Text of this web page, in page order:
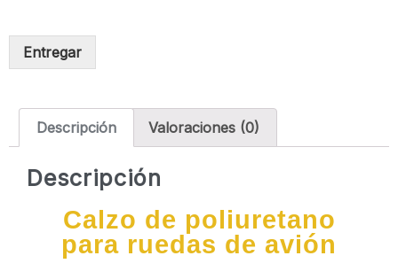
Entregar
Descripción Valoraciones (0)
Descripción
Calzo de poliuretano
para ruedas de avión